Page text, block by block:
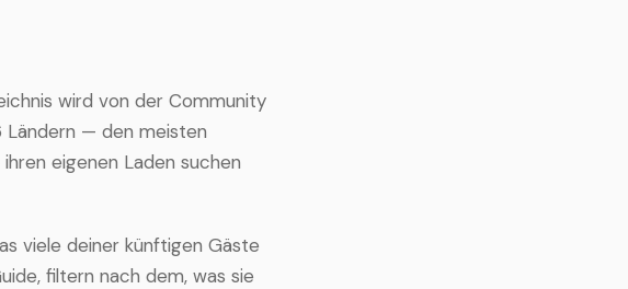
wird von der Community
— den meisten
eigenen Laden suchen
viele deiner künftigen Gäste
filtern nach dem, was sie